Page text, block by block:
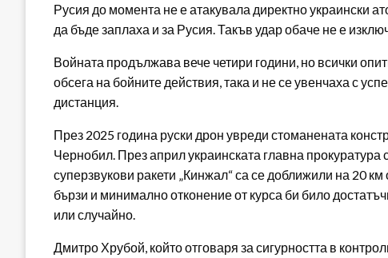
Русия до момента не е атакувала директно украински
да бъде заплаха и за Русия. Такъв удар обаче не е
Войната продължава вече четири години, но всички
обсега на бойните действия, така и не се увенчаха с
дистанция.
През 2025 година руски дрон увреди стоманената
Чернобил. През април украинската главна прокуратура
суперзвукови ракети „Кинжал“ са се доближили на 20
бързи и минимално отконение от курса би било
или случайно.
Дмитро Хрубой, който отговаря за сигурността в